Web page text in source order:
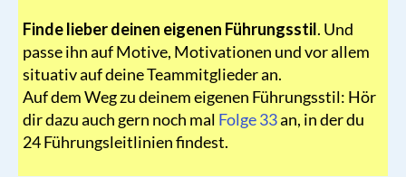
Finde lieber deinen eigenen Führungsstil. Und
passe ihn auf Motive, Motivationen und vor allem
situativ auf deine Teammitglieder an.
Auf dem Weg zu deinem eigenen Führungsstil: Hör
dir dazu auch gern noch mal Folge 33an, in der du
24 Führungsleitlinien findest.